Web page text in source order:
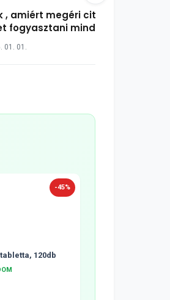
, amiért megéri citromos
fogyasztani minden
01. 01.
-45%
120db